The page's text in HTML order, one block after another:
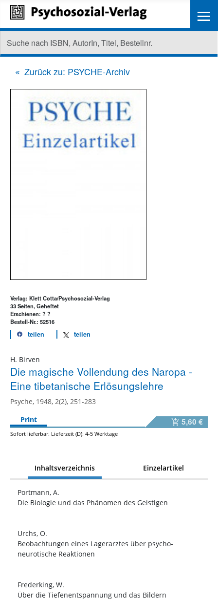
Zurück zu: PSYCHE-Archiv
Verlag: Klett Cotta/Psychosozial-Verlag
33 Seiten, Geheftet
Erschienen: ? ?
Bestell-Nr.: 52516
teilen teilen
H. Birven
Die magische Vollendung des Naropa -
Eine tibetanische Erlösungslehre
Psyche, 1948, 2(2), 251-283
Print
5,60 €
Sofort lieferbar. Lieferzeit (D): 4-5 Werktage
Inhaltsverzeichnis Einzelartikel
Portmann, A.
Die Biologie und das Phänomen des Geistigen
Urchs, O.
Beobachtungen eines Lagerarztes über psycho-
neurotische Reaktionen
Frederking, W.
Über die Tiefenentspannung und das Bildern
≡